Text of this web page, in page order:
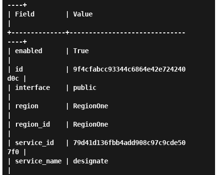
----+
| Field        | Value
+--------------+------------------------------
----+
| enabled      | True
| id           | 9f4cfabcc93344c6864e42e724240
d0c |
| interface    | public
| region       | RegionOne
| region_id    | RegionOne
| service_id   | 79d41d136fbb4add908c97c9cde50
7f0 |
| service_name | designate